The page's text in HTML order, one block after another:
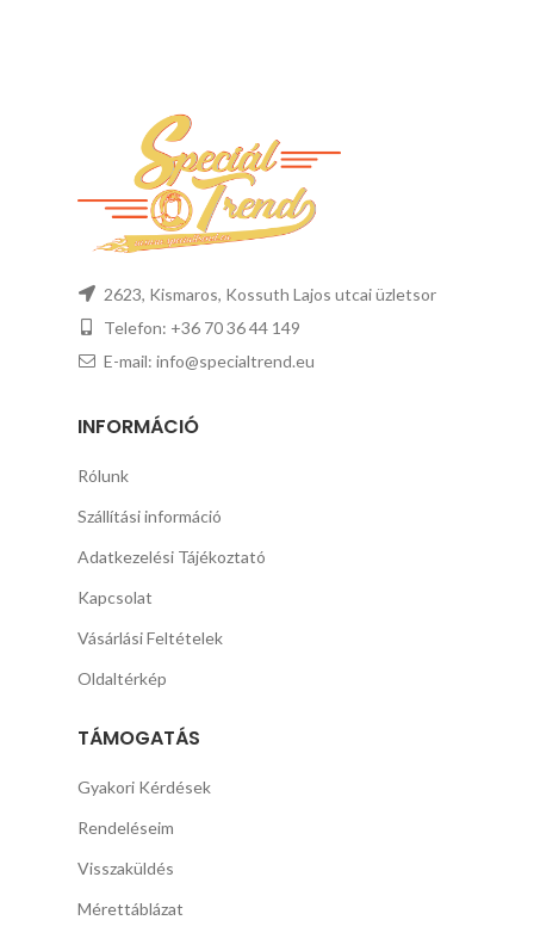
2623, Kismaros, Kossuth Lajos utcai üzletsor
Telefon: +36 70 36 44 149
E-mail: info@specialtrend.eu
INFORMÁCIÓ
Rólunk
Szállítási információ
Adatkezelési Tájékoztató
Kapcsolat
Vásárlási Feltételek
Oldaltérkép
TÁMOGATÁS
Gyakori Kérdések
Rendeléseim
Visszaküldés
Mérettáblázat